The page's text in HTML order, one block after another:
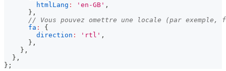
htmlLang : 'en-GB' ,
} ,
// Vous pouvez omettre une locale (par
fa :
{
direction : 'rtl' ,
} ,
} ,
} ,
} ;